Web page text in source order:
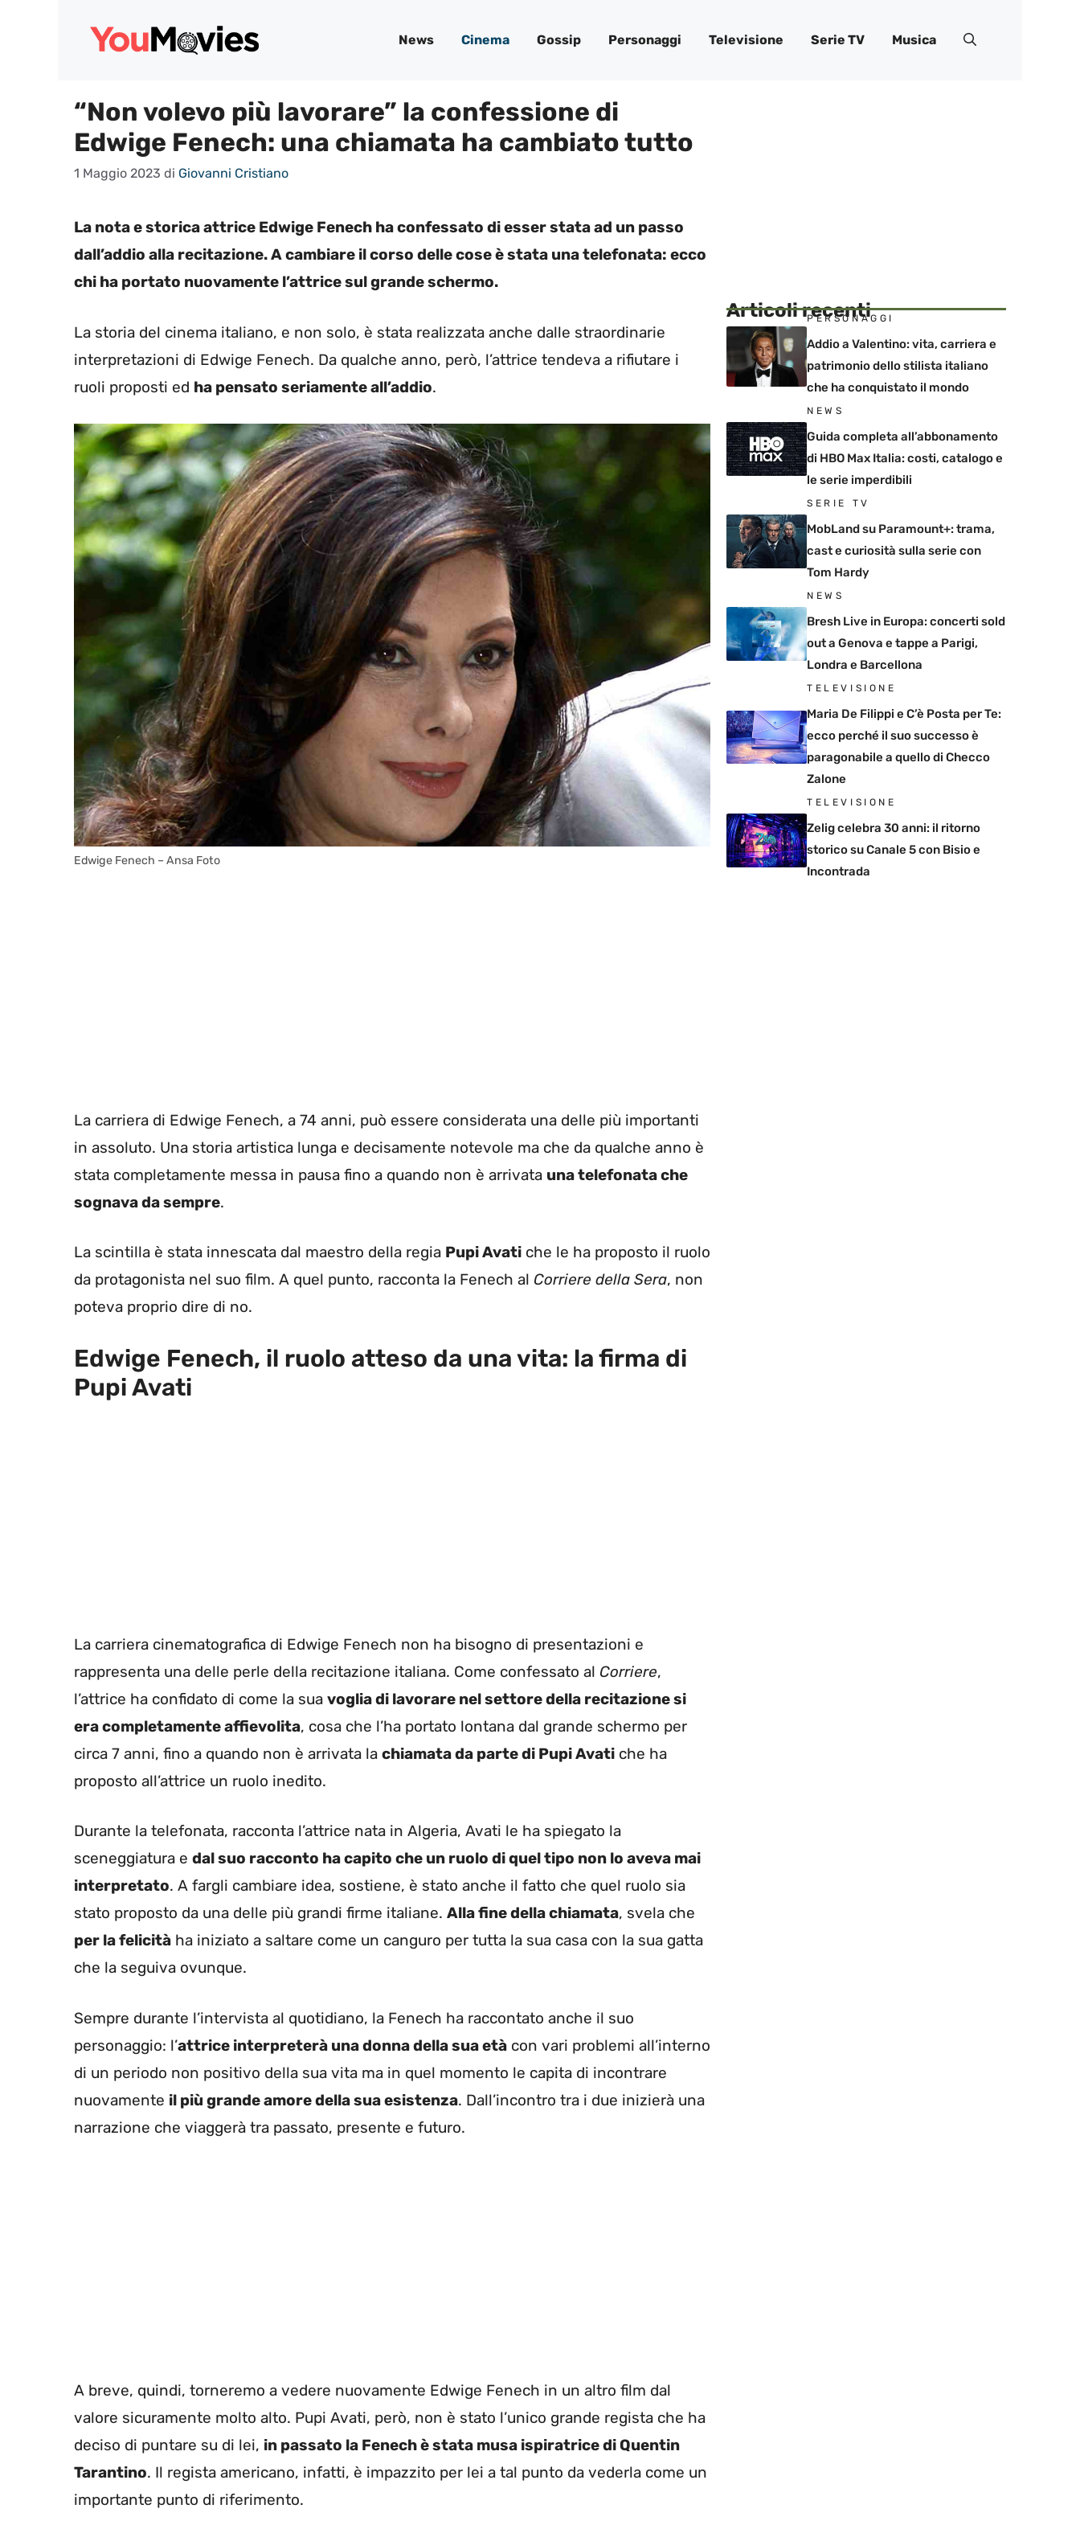
News Cinema Gossip Personaggi Televisione Serie TV Musica
“Non volevo più lavorare” la confessione di
Edwige Fenech: una chiamata ha cambiato tutto
1 Maggio 2023 di Giovanni Cristiano
La nota e storica attrice Edwige Fenech ha confessato di esser stata ad un passo
dall’addio alla recitazione. A cambiare il corso delle cose è stata una telefonata: ecco
chi ha portato nuovamente l’attrice sul grande schermo.
La storia del cinema italiano, e non solo, è stata realizzata anche dalle straordinarie
interpretazioni di Edwige Fenech. Da qualche anno, però, l’attrice tendeva a rifiutare i
ruoli proposti ed ha pensato seriamente all’addio.
Edwige Fenech – Ansa Foto
La carriera di Edwige Fenech, a 74 anni, può essere considerata una delle più importanti
in assoluto. Una storia artistica lunga e decisamente notevole ma che da qualche anno è
stata completamente messa in pausa fino a quando non è arrivata una telefonata che
sognava da sempre.
La scintilla è stata innescata dal maestro della regia Pupi Avati che le ha proposto il ruolo
da protagonista nel suo film. A quel punto, racconta la Fenech al Corriere della Sera, non
poteva proprio dire di no.
Edwige Fenech, il ruolo atteso da una vita: la firma di
Pupi Avati
La carriera cinematografica di Edwige Fenech non ha bisogno di presentazioni e
rappresenta una delle perle della recitazione italiana. Come confessato al Corriere,
l’attrice ha confidato di come la sua voglia di lavorare nel settore della recitazione si
era completamente affievolita, cosa che l’ha portato lontana dal grande schermo per
circa 7 anni, fino a quando non è arrivata la chiamata da parte di Pupi Avati che ha
proposto all’attrice un ruolo inedito.
Durante la telefonata, racconta l’attrice nata in Algeria, Avati le ha spiegato la
sceneggiatura e dal suo racconto ha capito che un ruolo di quel tipo non lo aveva mai
interpretato. A fargli cambiare idea, sostiene, è stato anche il fatto che quel ruolo sia
stato proposto da una delle più grandi firme italiane. Alla fine della chiamata, svela che
per la felicità ha iniziato a saltare come un canguro per tutta la sua casa con la sua gatta
che la seguiva ovunque.
Sempre durante l’intervista al quotidiano, la Fenech ha raccontato anche il suo
personaggio: l’attrice interpreterà una donna della sua età con vari problemi all’interno
di un periodo non positivo della sua vita ma in quel momento le capita di incontrare
nuovamente il più grande amore della sua esistenza. Dall’incontro tra i due inizierà una
narrazione che viaggerà tra passato, presente e futuro.
A breve, quindi, torneremo a vedere nuovamente Edwige Fenech in un altro film dal
valore sicuramente molto alto. Pupi Avati, però, non è stato l’unico grande regista che ha
deciso di puntare su di lei, in passato la Fenech è stata musa ispiratrice di Quentin
Tarantino. Il regista americano, infatti, è impazzito per lei a tal punto da vederla come un
importante punto di riferimento.
Articoli recenti
PERSONAGGI
Addio a Valentino: vita, carriera e
patrimonio dello stilista italiano
che ha conquistato il mondo
NEWS
Guida completa all’abbonamento
di HBO Max Italia: costi, catalogo e
le serie imperdibili
SERIE TV
MobLand su Paramount+: trama,
cast e curiosità sulla serie con
Tom Hardy
NEWS
Bresh Live in Europa: concerti sold
out a Genova e tappe a Parigi,
Londra e Barcellona
TELEVISIONE
Maria De Filippi e C’è Posta per Te:
ecco perché il suo successo è
paragonabile a quello di Checco
Zalone
TELEVISIONE
Zelig celebra 30 anni: il ritorno
storico su Canale 5 con Bisio e
Incontrada